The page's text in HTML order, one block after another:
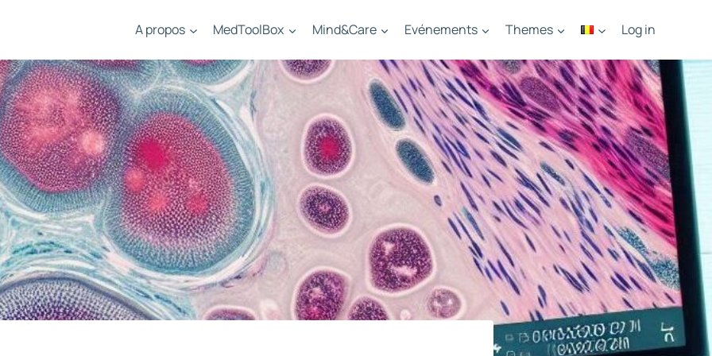
A propos MedToolBox Mind&Care Evénements Themes Log in